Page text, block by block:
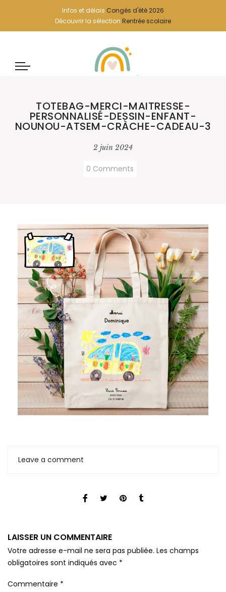
Infos et délais Congés d'été 2026
Découvrir la sélection Rentrée scolaire
TOTEBAG-MERCI-MAITRESSE-
PERSONNALISÉ-DESSIN-ENFANT-
NOUNOU-ATSEM-CRÀCHE-CADEAU-3
2 juin 2024
0 Comments
Leave a comment
LAISSER UN COMMENTAIRE
Votre adresse e-mail ne sera pas publiée. Les champs
obligatoires sont indiqués avec *
Commentaire *